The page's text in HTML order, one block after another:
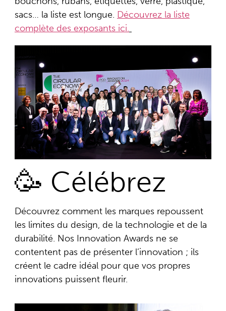
sacs… la liste est longue. Découvrez la liste
complète des exposants ici.
🥳 Célébrez
Découvrez comment les marques repoussent
les limites du design, de la technologie et de la
durabilité. Nos Innovation Awards ne se
contentent pas de présenter l’innovation ; ils
créent le cadre idéal pour que vos propres
innovations puissent fleurir.